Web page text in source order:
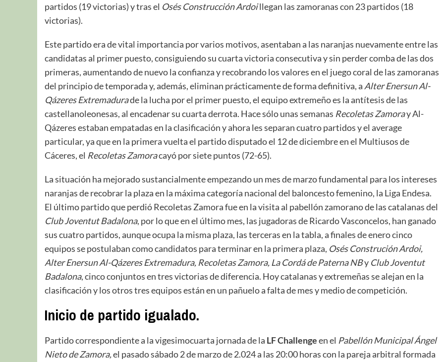
partidos (19 victorias) y tras el Osés Construcción Ardoillegan las zamoranas con 23 partidos (18
victorias).
Este partido era de vital importancia por varios motivos, asentaban a las naranjas nuevamente entre las
candidatas al primer puesto, consiguiendo su cuarta victoria consecutiva y sin perder comba de las dos
primeras, aumentando de nuevo la confianza y recobrando los valores en el juego coral de las zamoranas
del principio de temporada y, además, eliminan prácticamente de forma definitiva, a Alter Enersun Al-
Qázeres Extremadurade la lucha por el primer puesto, el equipo extremeño es la antítesis de las
castellanoleonesas, al encadenar su cuarta derrota. Hace sólo unas semanas Recoletas Zamoray Al-
Qázeres estaban empatadas en la clasificación y ahora les separan cuatro partidos y el average
particular, ya que en la primera vuelta el partido disputado el 12 de diciembre en el Multiusos de
Cáceres, el Recoletas Zamoracayó por siete puntos (72-65).
La situación ha mejorado sustancialmente empezando un mes de marzo fundamental para los intereses
naranjas de recobrar la plaza en la máxima categoría nacional del baloncesto femenino, la Liga Endesa.
El último partido que perdió Recoletas Zamora fue en la visita al pabellón zamorano de las catalanas del
Club Joventut Badalona, por lo que en el último mes, las jugadoras de Ricardo Vasconcelos, han ganado
sus cuatro partidos, aunque ocupa la misma plaza, las terceras en la tabla, a finales de enero cinco
equipos se postulaban como candidatos para terminar en la primera plaza, Osés Construción Ardoi,
Alter Enersun Al-Qázeres Extremadura, Recoletas Zamora, La Cordá de Paterna NByClub Joventut
Badalona, cinco conjuntos en tres victorias de diferencia. Hoy catalanas y extremeñas se alejan en la
clasificación y los otros tres equipos están en un pañuelo a falta de mes y medio de competición.
Inicio de partido igualado.
Partido correspondiente a la vigesimocuarta jornada de la LF Challengeen el Pabellón Municipal Ángel
Nieto de Zamora,el pasado sábado 2 de marzo de 2.024 a las 20:00 horas con la pareja arbitral formada